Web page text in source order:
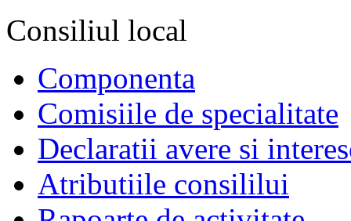
Consiliul local
Componenta
Comisiile de specialitate
Declaratii avere si
Atributiile consililui